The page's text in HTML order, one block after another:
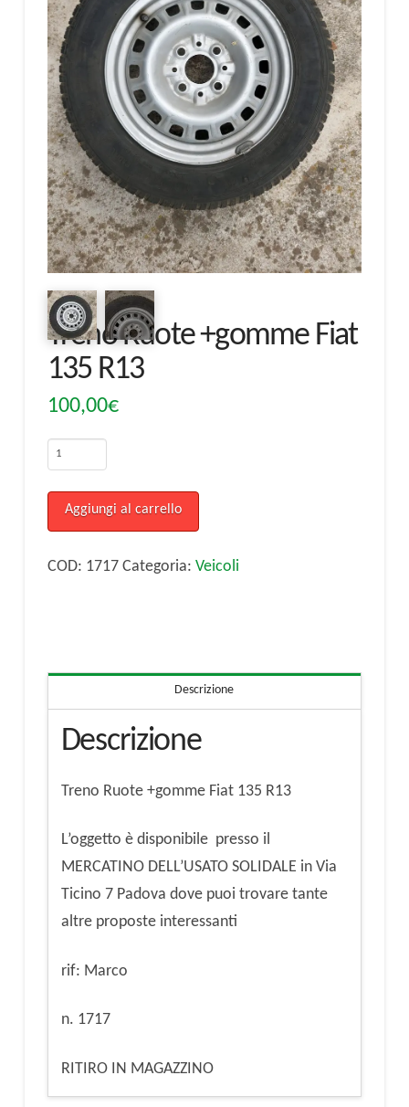
Treno Ruote +gomme Fiat
135 R13
100,00€
Treno
+gomme
Fiat
135
Aggiungi al carrello
COD: 1717 Categoria: Veicoli
Descrizione
Descrizione
Treno Ruote +gomme Fiat 135 R13
L’oggetto è disponibile presso il
MERCATINO DELL’USATO SOLIDALE in Via
Ticino 7 Padova dove puoi trovare tante
altre proposte interessanti
rif: Marco
n. 1717
RITIRO IN MAGAZZINO